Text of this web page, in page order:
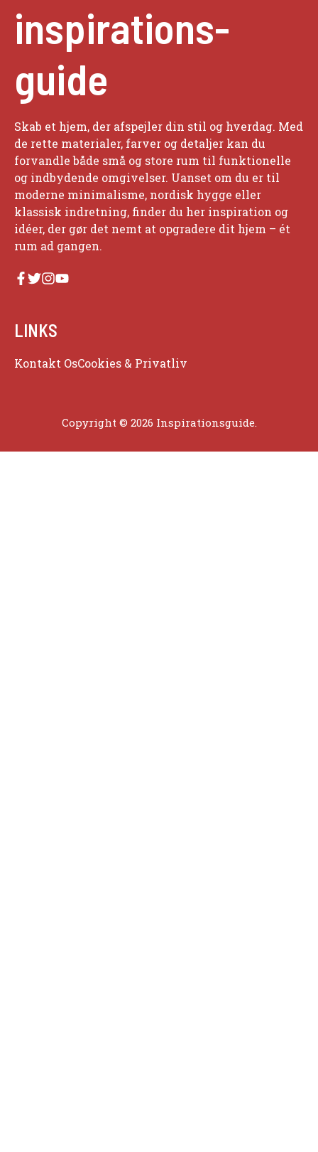
inspirations-
guide
Skab et hjem, der afspejler din stil og hverdag. Med
de rette materialer, farver og detaljer kan du
forvandle både små og store rum til funktionelle
og indbydende omgivelser. Uanset om du er til
moderne minimalisme, nordisk hygge eller
klassisk indretning, finder du her inspiration og
idéer, der gør det nemt at opgradere dit hjem – ét
rum ad gangen.
LINKS
Kontakt OsCookies & Privatliv
Copyright © 2026 Inspirationsguide.